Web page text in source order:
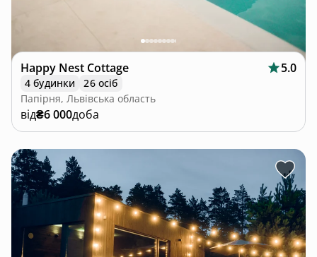
Happy Nest Cottage 5.0
4 будинки
26 осіб
Папірня, Львівська область
від₴6 000доба